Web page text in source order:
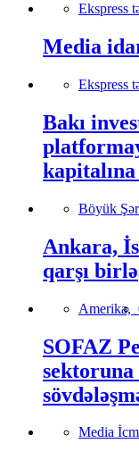
Ekspress
Media
Ekspress
Bakı
Böyük
Ankara,
qarşı
Amerika,
SOFAZ
sektoruna
Media